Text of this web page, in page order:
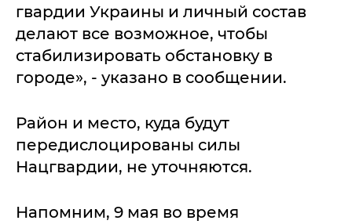
гвардии Украины и личный состав
делают все возможное, чтобы
стабилизировать обстановку в
городе», - указано в сообщении.
Район и место, куда будут
передислоцированы силы
Нацгвардии, не уточняются.
Напомним, 9 мая во время